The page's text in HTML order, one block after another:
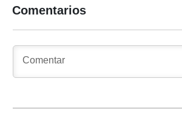
Comentarios